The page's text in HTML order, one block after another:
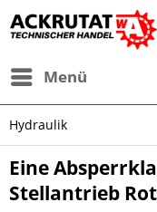
Menü
Hydraulik
Eine
Stellantrieb